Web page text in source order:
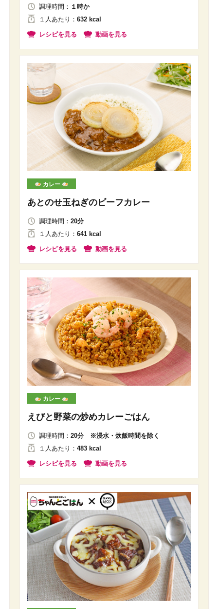
調理時間： １時か
１人 あたり ： 632 kcal
レシピを見る 動画を見る
カレー
あとのせ玉ねぎのビーフカレー
調理時間： 20分
１人 あたり ： 641 kcal
レシピを見る 動画を見る
カレー
えびと野菜の炒めカレーごはん
調理時間： 20分 ※浸水・炊飯時間を除く
１人あたり ： 483 kcal
レシピを見る 動画を見る